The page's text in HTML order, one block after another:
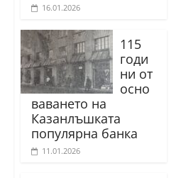
16.01.2026
115
годи
ни от
осно
ваването на
Казанлъшката
популярна банка
11.01.2026